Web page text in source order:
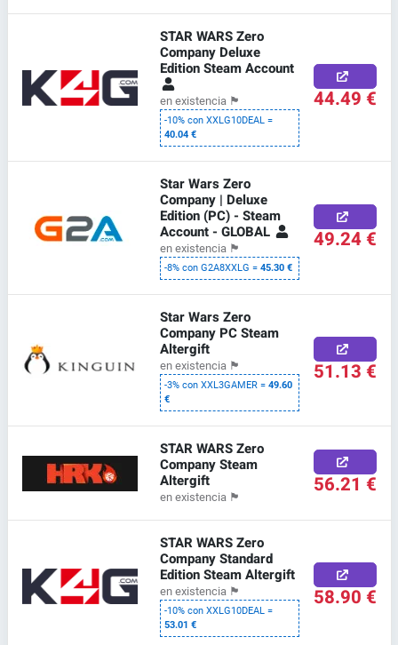
STAR WARS Zero
Company Deluxe
Edition Steam Account
en existencia 🏴
-10% con XXLG10DEAL =
40.04 €
44.49 €
Star Wars Zero
Company | Deluxe
Edition (PC) - Steam
Account - GLOBAL
en existencia 🏴
-8% con G2A8XXLG =45.30 €
49.24 €
Star Wars Zero
Company PC Steam
Altergift
en existencia 🏴
-3% con XXL3GAMER =49.60
€
51.13 €
STAR WARS Zero
Company Steam
Altergift
en existencia 🏴 56.21 €
STAR WARS Zero
Company Standard
Edition Steam Altergift
en existencia 🏴
-10% con XXLG10DEAL =
53.01 €
58.90 €